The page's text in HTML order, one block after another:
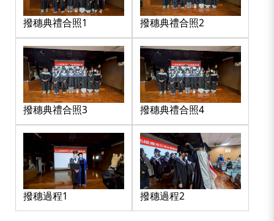
撥穗典禮合照1 撥穗典禮合照2
撥穗典禮合照3 撥穗典禮合照4
撥穗過程1 撥穗過程2